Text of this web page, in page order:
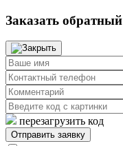
Заказать
перезагрузить код